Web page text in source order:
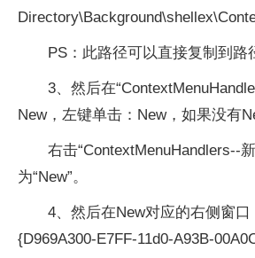
PS：此路径可以直接复制到路
3、然后在
New，左键单击：New，如果没有
右击“ContextMenuHandlers--
为“New”。
4、然后在New对应的右侧窗口
{D969A300-E7FF-11d0-A93B-